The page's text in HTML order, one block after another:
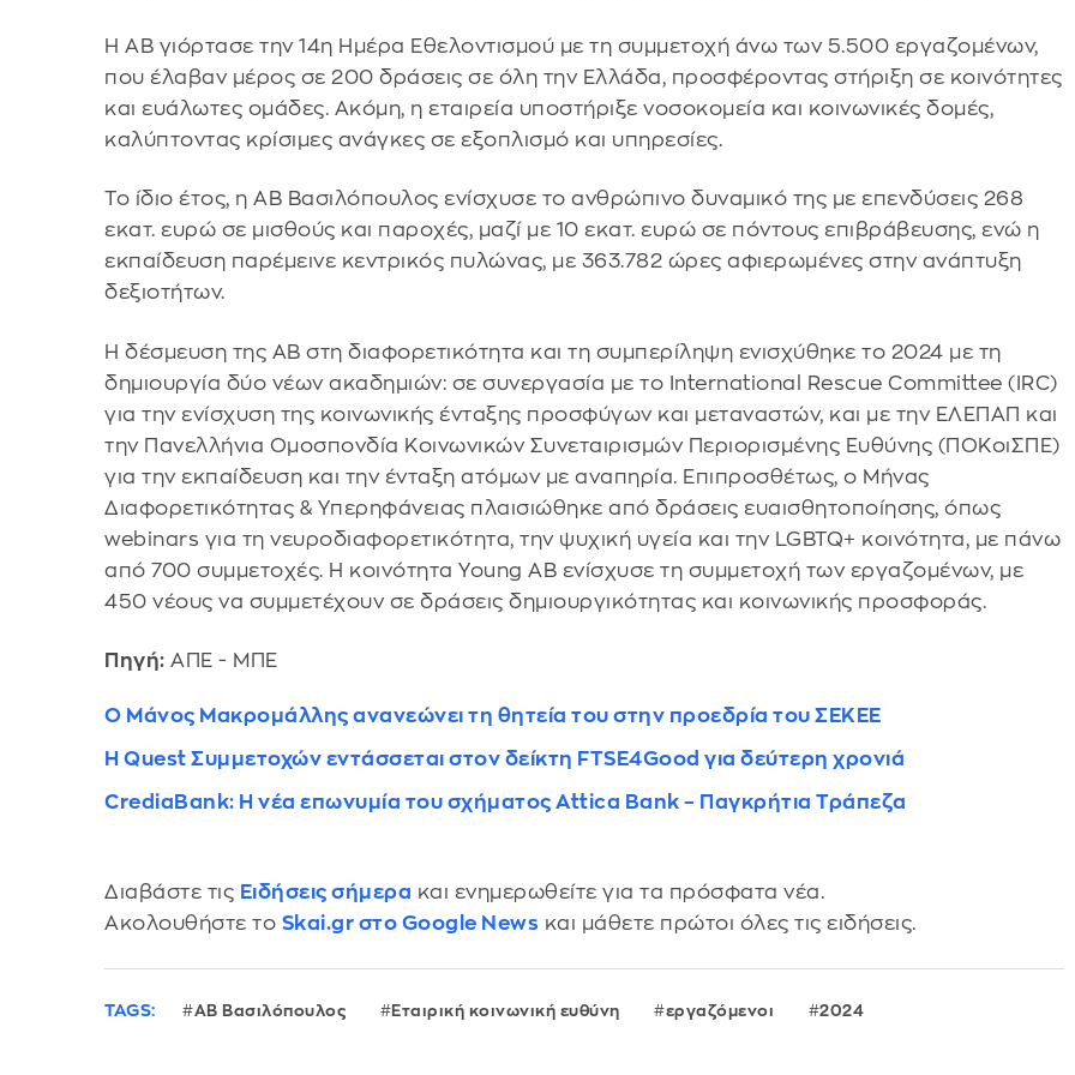
Η ΑΒ γιόρτασε την 14η Ημέρα Εθελοντισμού με τη συμμετοχή άνω των 5.500 εργαζομένων,
που έλαβαν μέρος σε 200 δράσεις σε όλη την Ελλάδα, προσφέροντας στήριξη σε κοινότητες
και ευάλωτες ομάδες. Ακόμη, η εταιρεία υποστήριξε νοσοκομεία και κοινωνικές δομές,
καλύπτοντας κρίσιμες ανάγκες σε εξοπλισμό και υπηρεσίες.
Το ίδιο έτος, η ΑΒ Βασιλόπουλος ενίσχυσε το ανθρώπινο δυναμικό της με επενδύσεις 268
εκατ. ευρώ σε μισθούς και παροχές, μαζί με 10 εκατ. ευρώ σε πόντους επιβράβευσης, ενώ η
εκπαίδευση παρέμεινε κεντρικός πυλώνας, με 363.782 ώρες αφιερωμένες στην ανάπτυξη
δεξιοτήτων.
Η δέσμευση της ΑΒ στη διαφορετικότητα και τη συμπερίληψη ενισχύθηκε το 2024 με τη
δημιουργία δύο νέων ακαδημιών: σε συνεργασία με το International Rescue Committee (IRC)
για την ενίσχυση της κοινωνικής ένταξης προσφύγων και μεταναστών, και με την ΕΛΕΠΑΠ και
την Πανελλήνια Ομοσπονδία Κοινωνικών Συνεταιρισμών Περιορισμένης Ευθύνης (ΠΟΚοιΣΠΕ)
για την εκπαίδευση και την ένταξη ατόμων με αναπηρία. Επιπροσθέτως, ο Μήνας
Διαφορετικότητας & Υπερηφάνειας πλαισιώθηκε από δράσεις ευαισθητοποίησης, όπως
webinars για τη νευροδιαφορετικότητα, την ψυχική υγεία και την LGBTQ+ κοινότητα, με πάνω
από 700 συμμετοχές. Η κοινότητα Young AB ενίσχυσε τη συμμετοχή των εργαζομένων, με
450 νέους να συμμετέχουν σε δράσεις δημιουργικότητας και κοινωνικής προσφοράς.
Πηγή: ΑΠΕ - ΜΠΕ
Ο Μάνος Μακρομάλλης ανανεώνει τη θητεία του στην προεδρία του ΣΕΚΕΕ
Η Quest Συμμετοχών εντάσσεται στον δείκτη FTSE4Good για δεύτερη χρονιά
CrediaBank: H νέα επωνυμία του σχήματος Attica Bank – Παγκρήτια Τράπεζα
Διαβάστε τις Ειδήσεις σήμερα και ενημερωθείτε για τα πρόσφατα νέα.
Ακολουθήστε το Skai.gr στο Google News και μάθετε πρώτοι όλες τις ειδήσεις.
TAGS: ΑΒ Βασιλόπουλος Εταιρική κοινωνική ευθύνη εργαζόμενοι 2024